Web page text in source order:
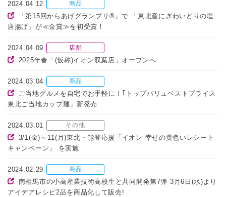
2024.04.12 商品
「第15回からあげグランプリ®」で 「東北産にぎわいどりの塩
唐揚げ」が≪金賞≫を初受賞！
2024.04.09 店舗
2025年春「(仮称)イオン双葉店」オープンへ
2024.03.04 商品
ご当地グルメを自宅でお手軽に！｢トップバリュベストプライス
東北ご当地カップ麺」新発売
2024.03.01 その他
3/1(金)～11(月)東北・能登応援「イオン 幸せの黄色いレシート
キャンペーン」 を実施
2024.02.29 商品
南相馬市の小高産業技術高校生と共同開発第7弾 3月6日(水)より
アイデアレシピ2品を商品化して販売!